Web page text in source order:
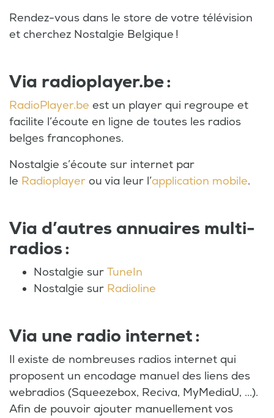
Rendez-vous dans le store de votre télévision
et cherchez Nostalgie Belgique !
Via radioplayer.be :
RadioPlayer.be est un player qui regroupe et
facilite l’écoute en ligne de toutes les radios
belges francophones.
Nostalgie s’écoute sur internet par
le Radioplayer ou via leur l’application mobile.
Via d’autres annuaires multi-
radios :
Nostalgie sur TuneIn
Nostalgie sur Radioline
Via une radio internet :
Il existe de nombreuses radios internet qui
proposent un encodage manuel des liens des
webradios (Squeezebox, Reciva, MyMediaU, ...).
Afin de pouvoir ajouter manuellement vos